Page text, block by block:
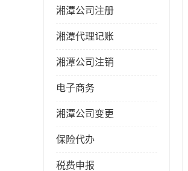
湘潭公司注册
湘潭代理记账
湘潭公司注销
电子商务
湘潭公司变更
保险代办
税费申报